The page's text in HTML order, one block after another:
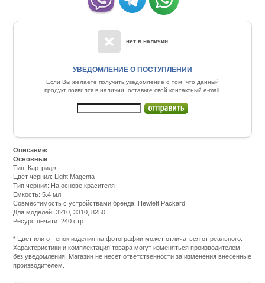
нет в наличии
УВЕДОМЛЕНИЕ О ПОСТУПЛЕНИИ
Если Вы желаете получить уведомление о том, что данный
продукт появился в наличии, оставьте свой контактный e-mail.
Описание:
Основные
Тип: Картридж
Цвет чернил: Light Magenta
Тип чернил: На основе красителя
Емкость: 5.4 мл
Совместимость с устройствами бренда: Hewlett Packard
Для моделей: 3210, 3310, 8250
Ресурс печати: 240 стр.
service.com.uacatalog/1119-
rashodnye-
materialy/5258-
* Цвет или оттенок изделия на фотографии может отличаться от реального.
Характеристики и комплектация товара могут изменяться производителем
без уведомления. Магазин не несет ответственности за изменения внесенные
производителем.